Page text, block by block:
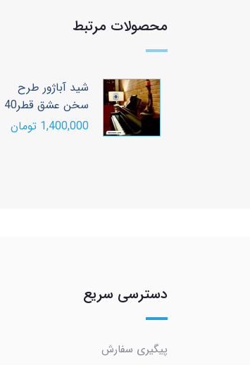
محصولات مرتبط
شید آباژور طرح
سخن عشق قطر40
1,400,000 تومان
دسترسی سریع
پیگیری سفارش